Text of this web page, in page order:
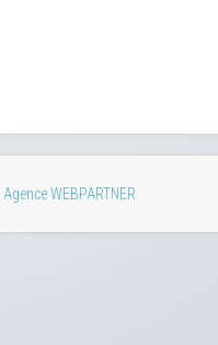
Agence WEBPARTNER